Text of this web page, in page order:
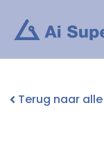
inhoud
Terug naar